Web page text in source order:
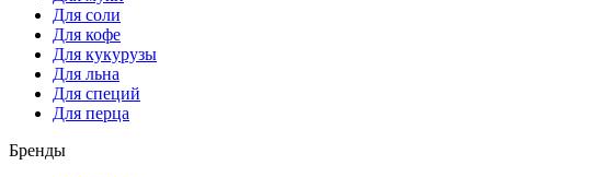
Для соли
Для кофе
Для кукурузы
Для льна
Для специй
Для перца
Бренды